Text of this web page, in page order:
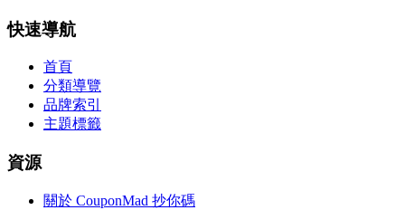
快速導航
首頁
分類導覽
品牌索引
主題標籤
資源
關於 CouponMad 抄你碼